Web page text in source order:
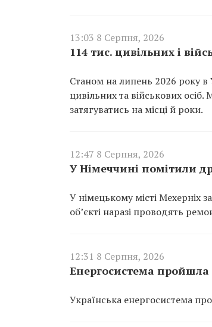
13:03 8 Серпня, 2026
114 тис. цивільних і
Станом на липень 2026 року в
цивільних та військових
затягуватись на місці й роки.
12:47 8 Серпня, 2026
У Німеччині помітили
У німецькому місті Мехерніх
об’єкті наразі проводять
12:31 8 Серпня, 2026
Енергосистема пройшла
Українська енергосистема